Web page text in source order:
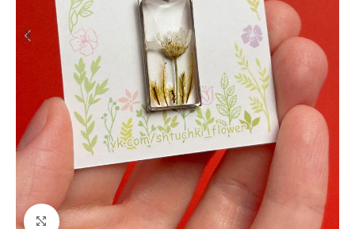
Нажмите, чтобы увеличить изображение